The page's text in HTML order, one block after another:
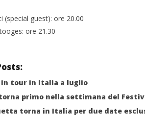
(special guest): ore 20.00
ore 21.30
in tour in Italia a luglio
primo nella settimana del
torna in Italia per due date